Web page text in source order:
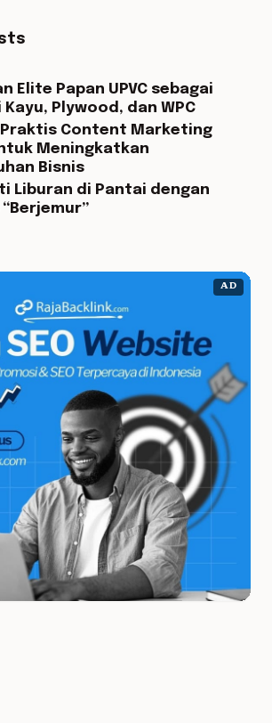
Elite Papan UPVC sebagai
Plywood, dan WPC
Praktis Content Marketing
Meningkatkan
Bisnis
Liburan di Pantai dengan
AD